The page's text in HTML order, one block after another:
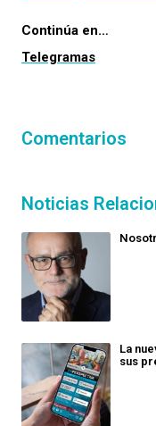
Continúa en…
Telegramas
Comentarios
Noticias
La
sus